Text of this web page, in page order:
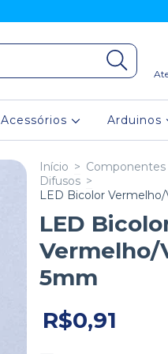
Acessórios Arduinos
Início >
Difusos >
LED Bicolor
LED
Vermelho/
5mm
R$0,91